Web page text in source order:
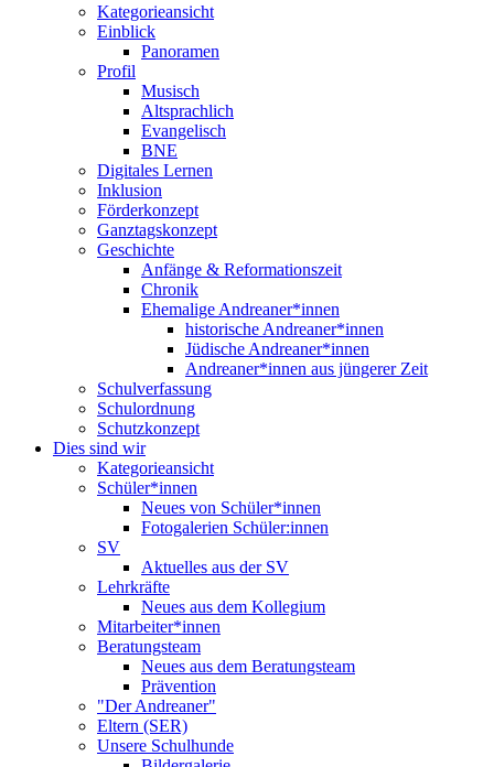
Kategorieansicht
Einblick
Panoramen
Profil
Musisch
Altsprachlich
Evangelisch
BNE
Digitales Lernen
Inklusion
Förderkonzept
Ganztagskonzept
Geschichte
Anfänge & Reformationszeit
Chronik
Ehemalige Andreaner*innen
historische Andreaner*innen
Jüdische Andreaner*innen
Andreaner*innen aus jüngerer Zeit
Schulverfassung
Schulordnung
Schutzkonzept
Dies sind wir
Kategorieansicht
Schüler*innen
Neues von Schüler*innen
Fotogalerien Schüler:innen
SV
Aktuelles aus der SV
Lehrkräfte
Neues aus dem Kollegium
Mitarbeiter*innen
Beratungsteam
Neues aus dem Beratungsteam
Prävention
"Der Andreaner"
Eltern (SER)
Unsere Schulhunde